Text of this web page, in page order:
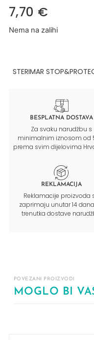
7,70 €
Nema na zalihi
STERIMAR
BESPLATNA DOSTAVA
Za svaku narudžbu s
minimalnim iznosom od
prema svim dijelovima
REKLAMACIJA
Reklamacije proizvoda
zaprimaju unutar 14
trenutka dostave
POVEZANI PROIZVODI
MOGLO BI